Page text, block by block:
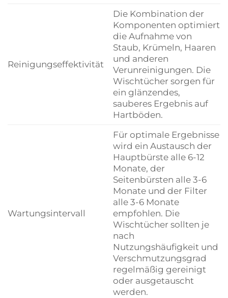
Reinigungseffektivität
Die Kombination der
Komponenten optimiert
die Aufnahme von
Staub, Krümeln, Haaren
und anderen
Verunreinigungen. Die
Wischtücher sorgen für
ein glänzendes,
sauberes Ergebnis auf
Hartböden.
Wartungsintervall
Für optimale Ergebnisse
wird ein Austausch der
Hauptbürste alle 6-12
Monate, der
Seitenbürsten alle 3-6
Monate und der Filter
alle 3-6 Monate
empfohlen. Die
Wischtücher sollten je
nach
Nutzungshäufigkeit und
Verschmutzungsgrad
regelmäßig gereinigt
oder ausgetauscht
werden.